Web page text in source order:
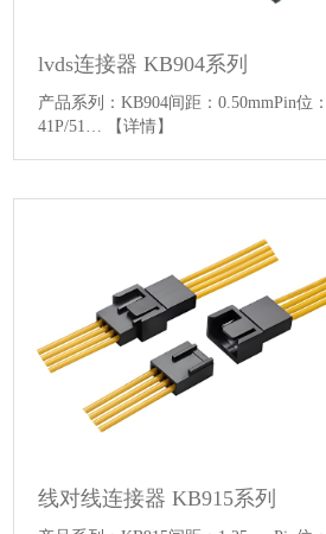
lvds连接器 KB904系列
产品系列：KB904间距：0.50mmPin位：
41P/51…
【详情】
线对线连接器 KB915系列